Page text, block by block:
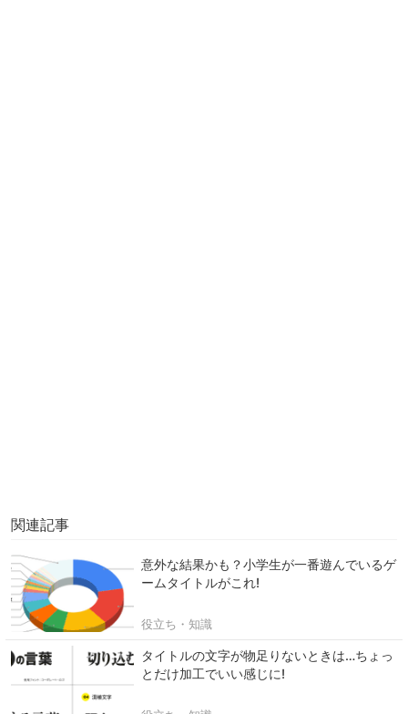
関連記事
意外な結果かも？小学生が一番遊んでいるゲ
ームタイトルがこれ!
役立ち・知識
タイトルの文字が物足りないときは…ちょっ
とだけ加工でいい感じに!